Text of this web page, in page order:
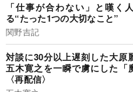
「仕事が合わない」と嘆く
る“たった1つの大切なこと”
関野吉記
対談に30分以上遅刻した大原
五木寛之を一瞬で虜にした「
〈再配信〉